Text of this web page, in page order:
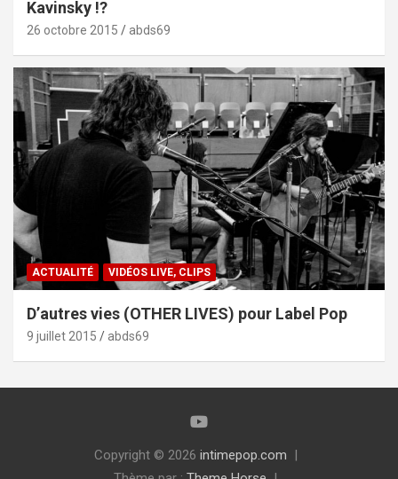
Kavinsky !?
26 octobre 2015 abds69
ACTUALITÉ VIDÉOS LIVE, CLIPS
D’autres vies (OTHER LIVES) pour Label Pop
9 juillet 2015 abds69
Copyright © 2026 intimepop.com